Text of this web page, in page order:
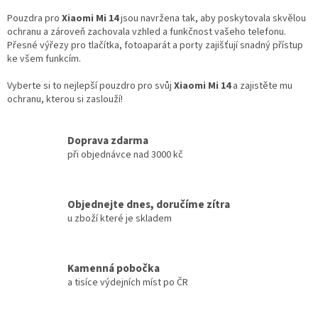
Pouzdra pro Xiaomi Mi 14jsou navržena tak, aby poskytovala skvělou
ochranu a zároveň zachovala vzhled a funkčnost vašeho telefonu.
Přesné výřezy pro tlačítka, fotoaparát a porty zajišťují snadný přístup
ke všem funkcím.
Vyberte si to nejlepší pouzdro pro svůj Xiaomi Mi 14a zajistěte mu
ochranu, kterou si zaslouží!
Doprava zdarma
při objednávce nad 3000 kč
Objednejte dnes, doručíme zítra
u zboží které je skladem
Kamenná pobočka
a tisíce výdejních míst po ČR